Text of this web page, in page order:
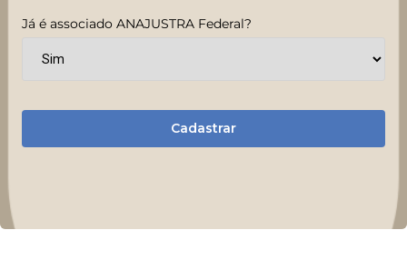
Já é associado ANAJUSTRA Federal?
Cadastrar